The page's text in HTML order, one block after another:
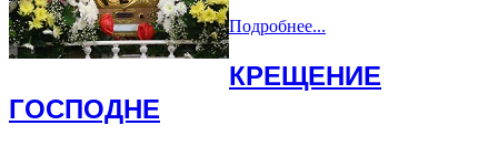
Подробнее...
КРЕЩЕНИЕ
ГОСПОДНЕ